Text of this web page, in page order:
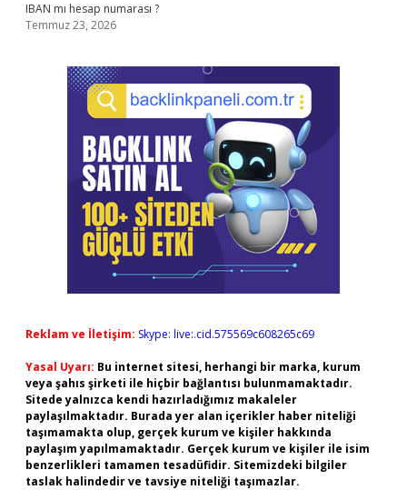
IBAN mı hesap numarası ?
Temmuz 23, 2026
Reklam ve İletişim: Skype: live:.cid.575569c608265c69
Yasal Uyarı: Bu internet sitesi, herhangi bir marka, kurum
veya şahıs şirketi ile hiçbir bağlantısı bulunmamaktadır.
Sitede yalnızca kendi hazırladığımız makaleler
paylaşılmaktadır. Burada yer alan içerikler haber niteliği
taşımamakta olup, gerçek kurum ve kişiler hakkında
paylaşım yapılmamaktadır. Gerçek kurum ve kişiler ile isim
benzerlikleri tamamen tesadüfidir. Sitemizdeki bilgiler
taslak halindedir ve tavsiye niteliği taşımazlar.